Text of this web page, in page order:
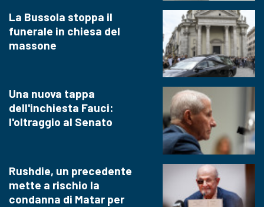
La Bussola stoppa il
funerale in chiesa del
massone
Una nuova tappa
dell'inchiesta Fauci:
l'oltraggio al Senato
Rushdie, un precedente
mette a rischio la
condanna di Matar per